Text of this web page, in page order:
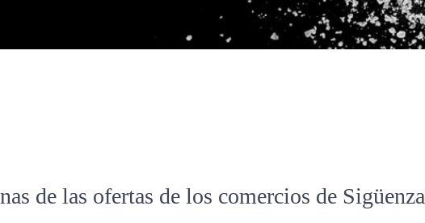
de las ofertas de los comercios de Sigüenza